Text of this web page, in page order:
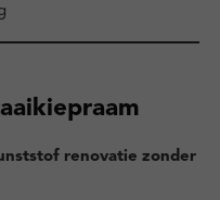
renovatie zonder